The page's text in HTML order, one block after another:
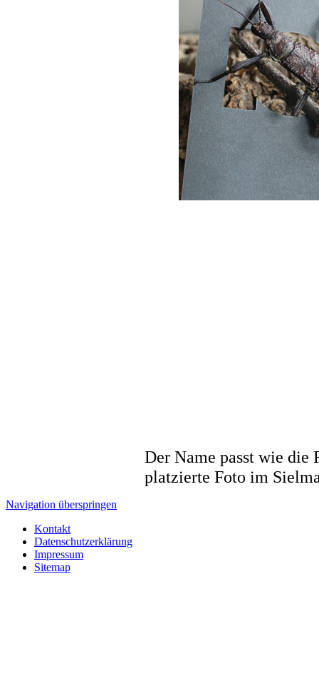
Der Name passt wie die
platzierte Foto im
Navigation überspringen
Kontakt
Datenschutzerklärung
Impressum
Sitemap